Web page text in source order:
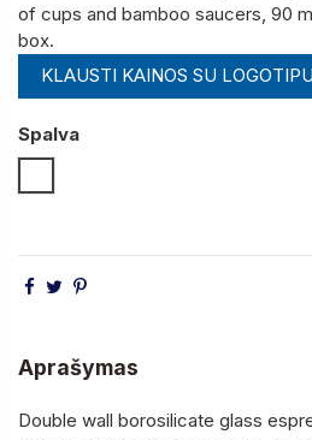
of cups and bamboo saucers, 90
box.
KLAUSTI KAINOS SU LOGOTIPU
Spalva
Aprašymas
Double wall borosilicate glass